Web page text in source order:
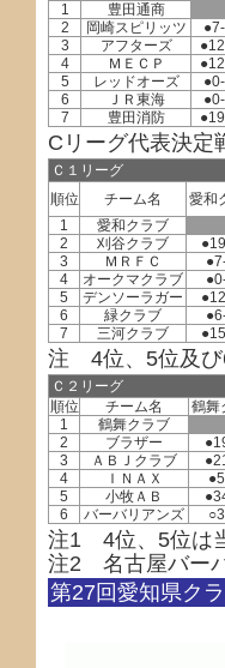
1
豊田通商
2
岡崎スピリッツ
3
アフターズ
4
ＭＥＣＰ
5
レッドオーズ
6
ＪＲ東海
7
豊田消防
Cリーグ代表決
Ｃ１リーグ
順位
チーム名
愛和
1
愛和クラブ
2
刈谷クラブ
3
ＭＲＦＣ
4
オークマクラブ
5
デンソーラガー
6
緑クラブ
7
三河クラブ
注 4位、5位及び
Ｃ２リーグ
順位
チーム名
鶴舞
1
鶴舞クラブ
2
ブラザー
3
ＡＢＪクラブ
4
ＩＮＡＸ
5
小牧ＡＢ
6
バーバリアンズ
注1 4位、5位は
注2 名古屋バー
第27回愛知県ク